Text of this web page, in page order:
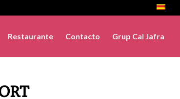
Restaurante Contacto Grup Cal Jafra